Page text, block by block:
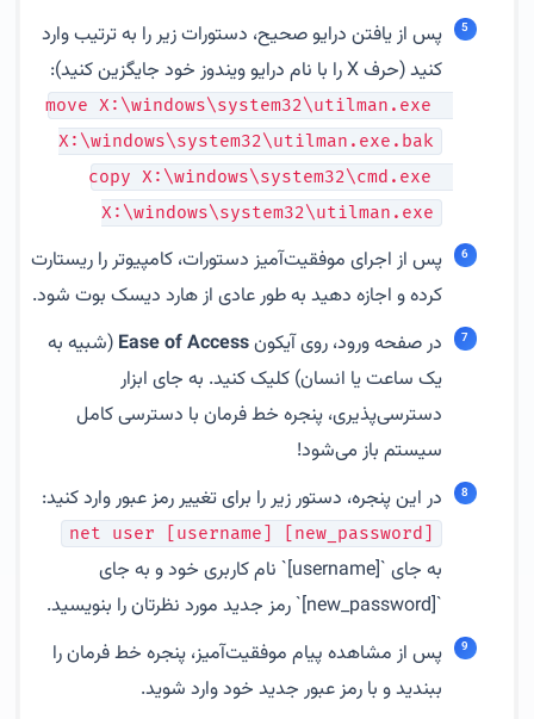
پس از یافتن درایو صحیح، دستورات زیر را به ترتیب وارد
کنید (حرف X را با نام درایو ویندوز خود جایگزین کنید):
move X:\windows\system32\utilman.exe
X:\windows\system32\utilman.exe.bak
copy X:\windows\system32\cmd.exe
X:\windows\system32\utilman.exe
پس از اجرای موفقیت‌آمیز دستورات، کامپیوتر را ریستارت
کرده و اجازه دهید به طور عادی از هارد دیسک بوت شود.
در صفحه ورود، روی آیکونEase of Access (شبیه به
یک ساعت یا انسان) کلیک کنید. به جای ابزار
دسترسی‌پذیری، پنجره خط فرمان با دسترسی کامل
سیستم باز می‌شود!
در این پنجره، دستور زیر را برای تغییر رمز عبور وارد کنید:
net user [username] [new_password]
به جای `[username]` نام کاربری خود و به جای
`[new_password]` رمز جدید مورد نظرتان را بنویسید.
پس از مشاهده پیام موفقیت‌آمیز، پنجره خط فرمان را
ببندید و با رمز عبور جدید خود وارد شوید.